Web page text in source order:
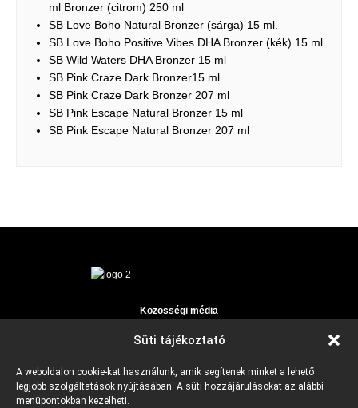
Süti tájékoztató
A weboldalon cookie-kat használunk, amik segítenek minket a lehető
legjobb szolgáltatások nyújtásában. A süti hozzájárulásokat az alábbi
menüpontokban kezelheti.
ml Bronzer (citrom) 250 ml
SB Love Boho Natural Bronzer (sárga) 15 ml.
SB Love Boho Positive Vibes DHA Bronzer (kék) 15 ml
SB Wild Waters DHA Bronzer 15 ml
SB Pink Craze Dark Bronzer15 ml
SB Pink Craze Dark Bronzer 207 ml
SB Pink Escape Natural Bronzer 15 ml
SB Pink Escape Natural Bronzer 207 ml
Közösségi média
Instagram
fenyirany@fenyirany.hu+36309457608